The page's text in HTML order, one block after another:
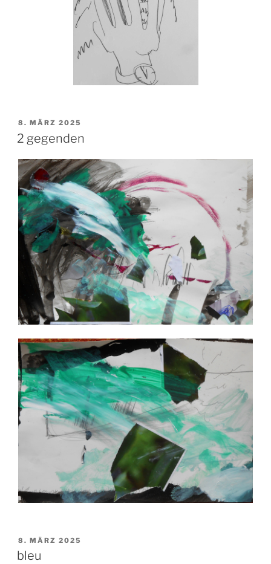
VERÖFFENTLICHT
AM
8. MÄRZ 2025
2 gegenden
VERÖFFENTLICHT
AM
8. MÄRZ 2025
bleu